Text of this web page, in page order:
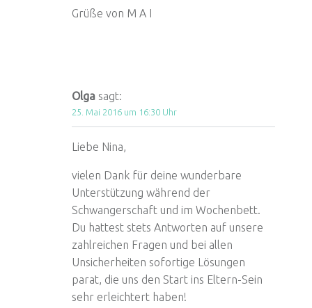
Grüße von M A I
Olga sagt:
25. Mai 2016 um 16:30 Uhr
Liebe Nina,
vielen Dank für deine wunderbare
Unterstützung während der
Schwangerschaft und im Wochenbett.
Du hattest stets Antworten auf unsere
zahlreichen Fragen und bei allen
Unsicherheiten sofortige Lösungen
parat, die uns den Start ins Eltern-Sein
sehr erleichtert haben!